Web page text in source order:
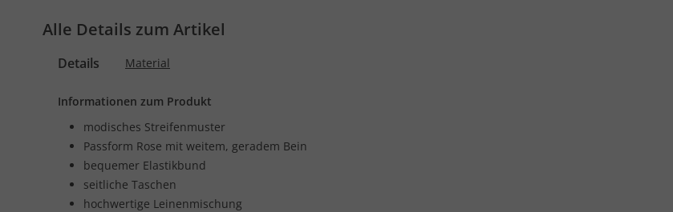
Alle Details zum Artikel
Details Material
Informationen zum Produkt
modisches Streifenmuster
Passform Rose mit weitem, geradem Bein
bequemer Elastikbund
seitliche Taschen
hochwertige Leinenmischung